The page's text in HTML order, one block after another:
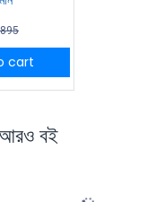
895
cart
বই